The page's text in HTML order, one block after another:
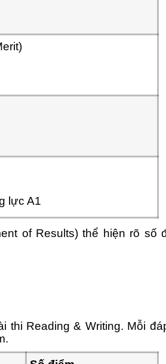
lực A1
of Results) thể hiện rõ số
thi Reading & Writing. Mỗi